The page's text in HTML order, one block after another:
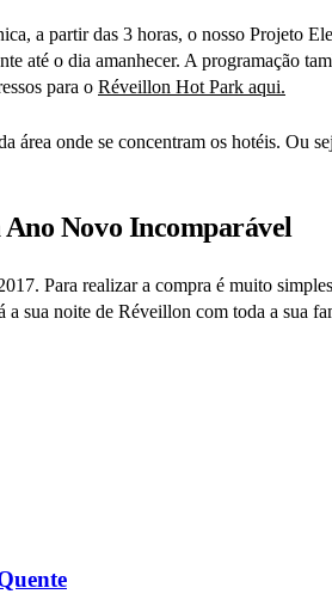
a partir das 3 horas, o nosso Projeto
até o dia amanhecer. A programação
para o Réveillon Hot Park aqui.
área onde se concentram os hotéis.
Novo Incomparável
Para realizar a compra é muito
a sua noite de Réveillon com toda a sua